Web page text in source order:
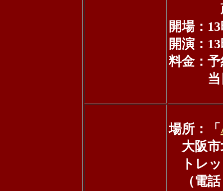
蔵重
開場：
開演：
料金：予
当日
場所：「
大阪市
トレッ
（電話